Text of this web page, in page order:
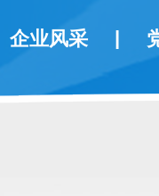
企业风采 |